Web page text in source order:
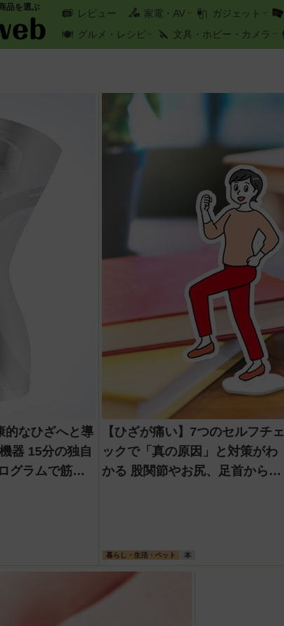
品を選ぶ
レビュー 家電・AV ガジェット
グルメ・レシピ
文具・ホビー・カメラ
的なひざへと導
器 15分の独自
グラムで筋肉
【ひざが痛い】7つのセルフチェ
ックで「真の原因」と対策がわ
かる 股関節やお尻、足首からの
暮らし・生活・ペット 本